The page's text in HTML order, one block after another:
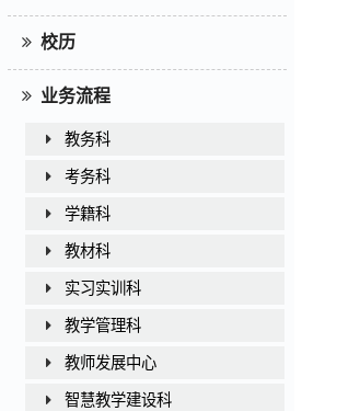
校历
业务流程
教务科
考务科
学籍科
教材科
实习实训科
教学管理科
教师发展中心
智慧教学建设科